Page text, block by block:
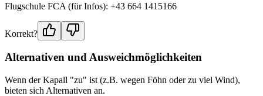
Flugschule FCA (für Infos): +43 664 1415166
Korrekt?
Alternativen und Ausweichmöglichkeiten
Wenn der Kapall "zu" ist (z.B. wegen Föhn oder zu viel Wind),
bieten sich Alternativen an.